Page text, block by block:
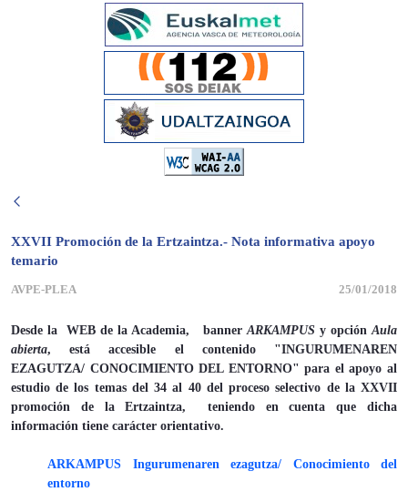
XXVII Promoción de la Ertzaintza.- Nota informativa apoyo
temario
AVPE-PLEA 25/01/2018
Desde la WEB de la Academia, bannerARKAMPUS y opciónAula
abierta, está accesible el contenido "INGURUMENAREN
EZAGUTZA/ CONOCIMIENTO DEL ENTORNO" para el apoyo al
estudio de los temas del 34 al 40 del proceso selectivo de la XXVII
promoción de la Ertzaintza, teniendo en cuenta que dicha
información tiene carácter orientativo.
ARKAMPUS Ingurumenaren ezagutza/ Conocimiento del
entorno